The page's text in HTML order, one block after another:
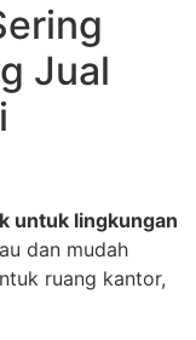
Jual
untuk lingkungan
dan mudah
ruang kantor,